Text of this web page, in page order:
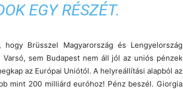
EGY RÉSZÉT.
Brüsszel Magyarország és Lengyelország
sem Budapest nem áll jól az uniós pénzek
az Európai Uniótól. A helyreállítási alapból az
mint 200 milliárd euróhoz! Pénz beszél. Giorgia